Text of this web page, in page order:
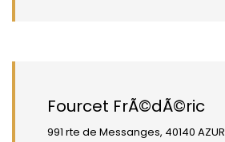
Fourcet FrÃ©dÃ©ric
991 rte de Messanges, 40140 AZUR